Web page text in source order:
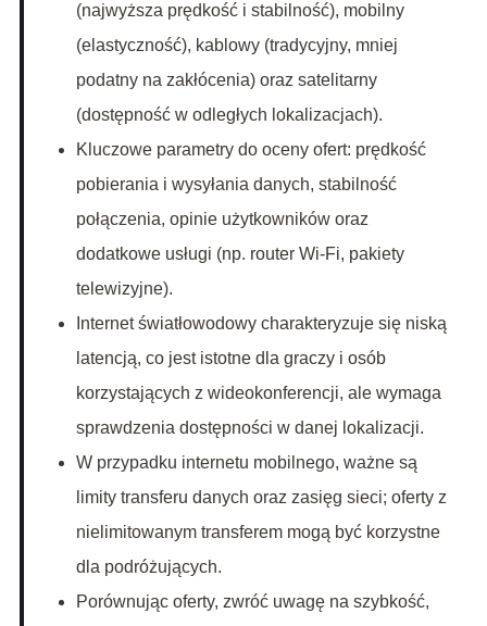
(najwyższa prędkość i stabilność), mobilny
(elastyczność), kablowy (tradycyjny, mniej
podatny na zakłócenia) oraz satelitarny
(dostępność w odległych lokalizacjach).
Kluczowe parametry do oceny ofert: prędkość
pobierania i wysyłania danych, stabilność
połączenia, opinie użytkowników oraz
dodatkowe usługi (np. router Wi-Fi, pakiety
telewizyjne).
Internet światłowodowy charakteryzuje się niską
latencją, co jest istotne dla graczy i osób
korzystających z wideokonferencji, ale wymaga
sprawdzenia dostępności w danej lokalizacji.
W przypadku internetu mobilnego, ważne są
limity transferu danych oraz zasięg sieci; oferty z
nielimitowanym transferem mogą być korzystne
dla podróżujących.
Porównując oferty, zwróć uwagę na szybkość,